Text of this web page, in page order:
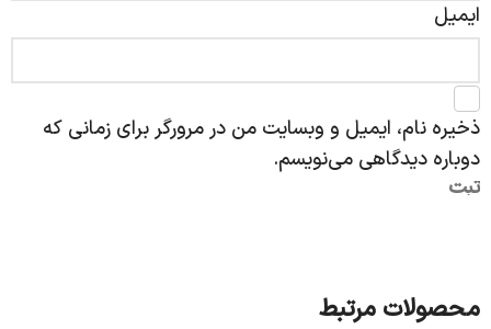
ایمیل
ذخیره نام، ایمیل و وبسایت من در مرورگر برای زمانی که
دوباره دیدگاهی می‌نویسم.
محصولات مرتبط